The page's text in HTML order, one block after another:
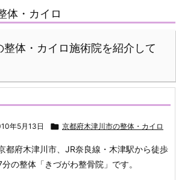
体・カイロ
体・カイロ施術院を紹介して
年5月13日  京都府木津川市の整体・カイロ
都府木津川市、JR奈良線・木津駅から徒歩
分の整体「きづがわ整骨院」です。